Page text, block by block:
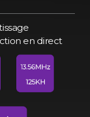
en direct